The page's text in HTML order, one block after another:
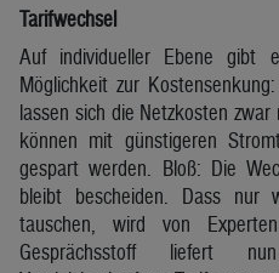
Tarifwechsel
Auf individueller Ebene gibt
Möglichkeit zur
lassen sich die Netzkosten
können mit günstigeren
gespart werden. Bloß: Die
bleibt bescheiden. Dass nur
tauschen, wird von
Gesprächsstoff liefert